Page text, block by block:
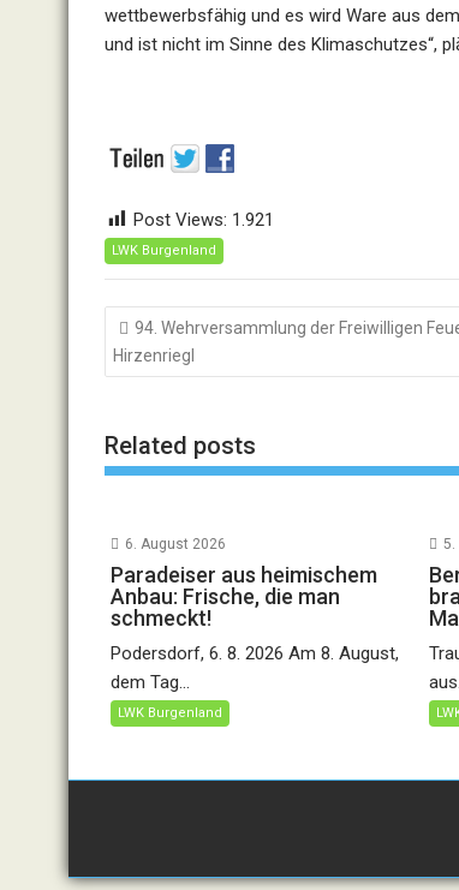
wettbewerbsfähig und es wird Ware aus
und ist nicht im Sinne des Klimaschutzes“,
Post Views: 1.921
LWK Burgenland
Beitragsnavigation
94. Wehrversammlung der Freiwilligen
Hirzenriegl
Related posts
6. August 2026
Paradeiser aus heimischem
Anbau: Frische, die man
schmeckt!
Podersdorf, 6. 8. 2026 Am 8. August,
dem Tag...
LWK Burgenland
5.